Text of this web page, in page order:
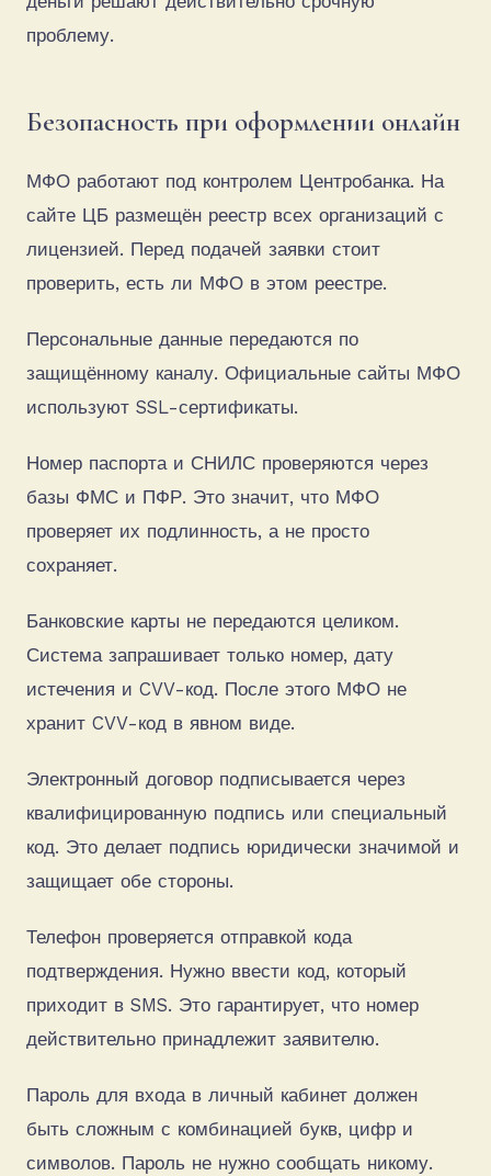
проблему.
Безопасность при оформлении онлайн
МФО работают под контролем Центробанка. На
сайте ЦБ размещён реестр всех организаций с
лицензией. Перед подачей заявки стоит
проверить, есть ли МФО в этом реестре.
Персональные данные передаются по
защищённому каналу. Официальные сайты МФО
используют SSL-сертификаты.
Номер паспорта и СНИЛС проверяются через
базы ФМС и ПФР. Это значит, что МФО
проверяет их подлинность, а не просто
сохраняет.
Банковские карты не передаются целиком.
Система запрашивает только номер, дату
истечения и CVV-код. После этого МФО не
хранит CVV-код в явном виде.
Электронный договор подписывается через
квалифицированную подпись или специальный
код. Это делает подпись юридически значимой и
защищает обе стороны.
Телефон проверяется отправкой кода
подтверждения. Нужно ввести код, который
приходит в SMS. Это гарантирует, что номер
действительно принадлежит заявителю.
Пароль для входа в личный кабинет должен
быть сложным с комбинацией букв, цифр и
символов. Пароль не нужно сообщать никому.